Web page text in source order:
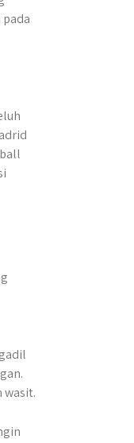
wasit.